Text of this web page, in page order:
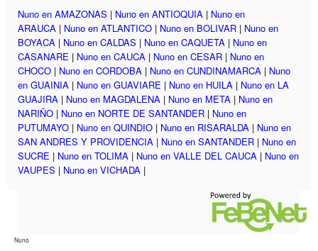
Nuno en AMAZONAS | Nuno en ANTIOQUIA | Nuno en
ARAUCA | Nuno en ATLANTICO | Nuno en BOLIVAR | Nuno en
BOYACA | Nuno en CALDAS | Nuno en CAQUETA | Nuno en
CASANARE | Nuno en CAUCA | Nuno en CESAR | Nuno en
CHOCO | Nuno en CORDOBA | Nuno en CUNDINAMARCA | Nuno
en GUAINIA | Nuno en GUAVIARE | Nuno en HUILA | Nuno en LA
GUAJIRA | Nuno en MAGDALENA | Nuno en META | Nuno en
NARIÑO | Nuno en NORTE DE SANTANDER | Nuno en
PUTUMAYO | Nuno en QUINDIO | Nuno en RISARALDA | Nuno en
SAN ANDRES Y PROVIDENCIA | Nuno en SANTANDER | Nuno en
SUCRE | Nuno en TOLIMA | Nuno en VALLE DEL CAUCA | Nuno en
VAUPES | Nuno en VICHADA |
Nuno